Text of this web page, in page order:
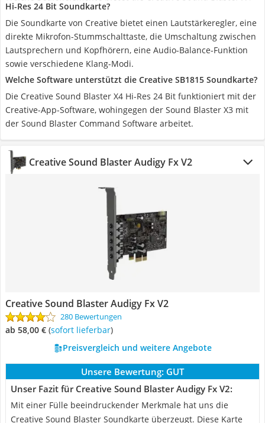
Hi-Res 24 Bit Soundkarte?
Die Soundkarte von Creative bietet einen Lautstärkeregler, eine
direkte Mikrofon-Stummschalttaste, die Umschaltung zwischen
Lautsprechern und Kopfhörern, eine Audio-Balance-Funktion
sowie verschiedene Klang-Modi.
Welche Software unterstützt die Creative SB1815 Soundkarte?
Die Creative Sound Blaster X4 Hi-Res 24 Bit funktioniert mit der
Creative-App-Software, wohingegen der Sound Blaster X3 mit
der Sound Blaster Command Software arbeitet.
Creative Sound Blaster Audigy Fx V2
Creative Sound Blaster Audigy Fx V2
280 Bewertungen
ab 58,00 € ( Sofort lieferbar)
Preisvergleich und weitere Angebote
Unsere Bewertung: GUT
Unser Fazit für Creative Sound Blaster Audigy Fx V2:
Mit einer Fülle beeindruckender Merkmale hat uns die
Creative Sound Blaster Soundkarte überzeugt. Diese Karte